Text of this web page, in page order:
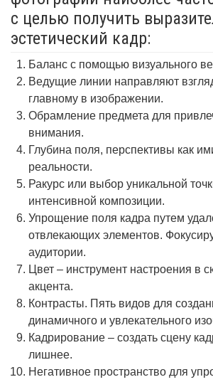
с целью получить
эстетический кадр:
Баланс с помощью визуального
Ведущие линии направляют
главному в изображении.
Обрамление предмета для
внимания.
Глубина поля, перспективы как
реальности.
Ракурс или выбор уникальной
интенсивной композиции.
Упрощение поля кадра путем
отвлекающих элементов.
аудитории.
Цвет – инструмент настроения в
акцента.
Контрасты. Пять видов для
динамичного и увлекательного
Кадрирование – создать сцену
лишнее.
Негативное пространство для